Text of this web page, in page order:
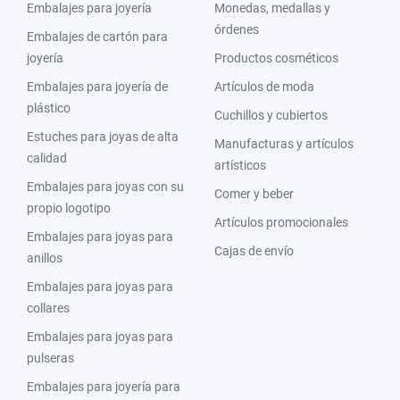
Embalajes para joyería
Embalajes de cartón para
joyería
Embalajes para joyería de
plástico
Estuches para joyas de alta
calidad
Embalajes para joyas con su
propio logotipo
Embalajes para joyas para
anillos
Embalajes para joyas para
collares
Embalajes para joyas para
pulseras
Embalajes para joyería para
Monedas, medallas y
órdenes
Productos cosméticos
Artículos de moda
Cuchillos y cubiertos
Manufacturas y artículos
artísticos
Comer y beber
Artículos promocionales
Cajas de envío